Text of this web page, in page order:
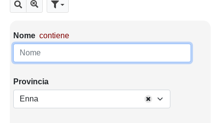
Cerca Mostra tutti i risultati
Parametri di ricerca
Nome contiene
Provincia
Enna